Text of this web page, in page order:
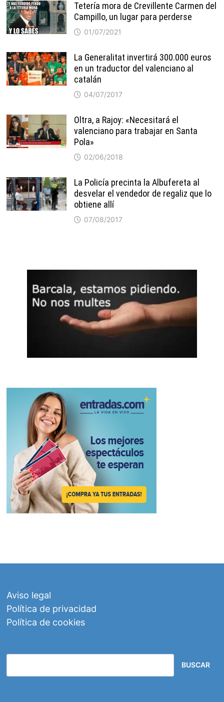
Tetería mora de Crevillente Carmen del
Campillo, un lugar para perderse
01/07/2021
La Generalitat invertirá 300.000 euros
en un traductor del valenciano al
catalán
04/07/2017
Oltra, a Rajoy: «Necesitará el
valenciano para trabajar en Santa
Pola»
02/06/2018
La Policía precinta la Albufereta al
desvelar el vendedor de regaliz que lo
obtiene allí
07/08/2017
Aviso legal
Política de privacidad
Política de cookies
BUSCAR